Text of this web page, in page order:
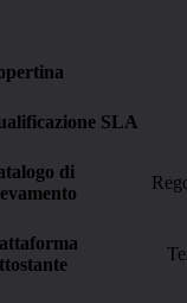
SLA
di